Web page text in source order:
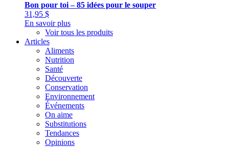
Bon pour toi – 85 idées pour le souper
31,95 $
En savoir plus
Voir tous les produits
Articles
Aliments
Nutrition
Santé
Découverte
Conservation
Environnement
Événements
On aime
Substitutions
Tendances
Opinions